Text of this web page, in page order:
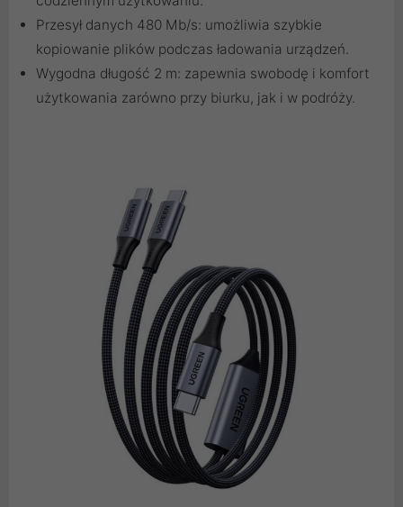
Przesył danych 480 Mb/s: umożliwia szybkie
kopiowanie plików podczas ładowania urządzeń.
Wygodna długość 2 m: zapewnia swobodę i komfort
użytkowania zarówno przy biurku, jak i w podróży.